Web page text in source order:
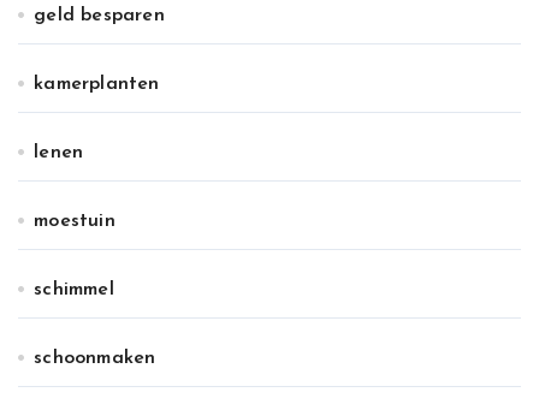
geld besparen
kamerplanten
lenen
moestuin
schimmel
schoonmaken